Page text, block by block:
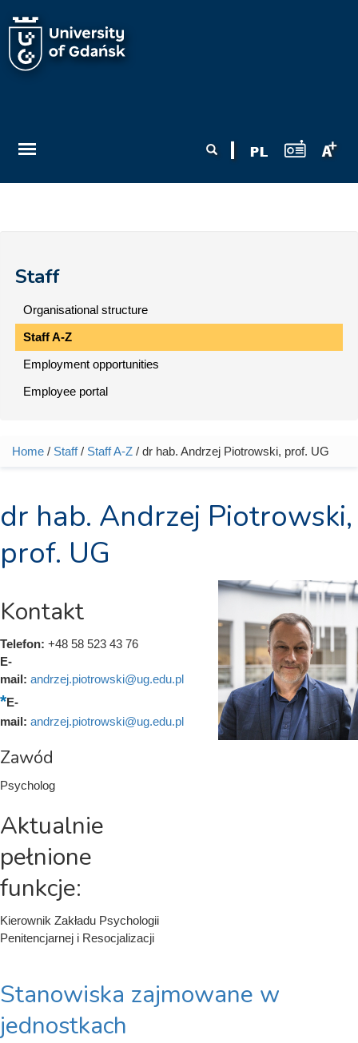
Staff
Organisational structure
Staff A-Z
Employment opportunities
Employee portal
You are here
Home / Staff/ Staff A-Z / dr hab. Andrzej Piotrowski, prof. UG
dr hab. Andrzej Piotrowski,
prof. UG
Kontakt
Telefon: +48 58 523 43 76
E-
mail: andrzej.piotrowski@ug.edu.pl
E-
mail: andrzej.piotrowski@ug.edu.pl
Zawód
Psycholog
Aktualnie
pełnione
funkcje:
Kierownik Zakładu Psychologii
Penitencjarnej i Resocjalizacji
Stanowiska zajmowane w
jednostkach